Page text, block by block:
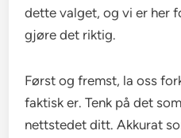
dette valget, og vi er her
gjøre det riktig.
Først og fremst, la oss
faktisk er. Tenk på det
nettstedet ditt. Akkurat